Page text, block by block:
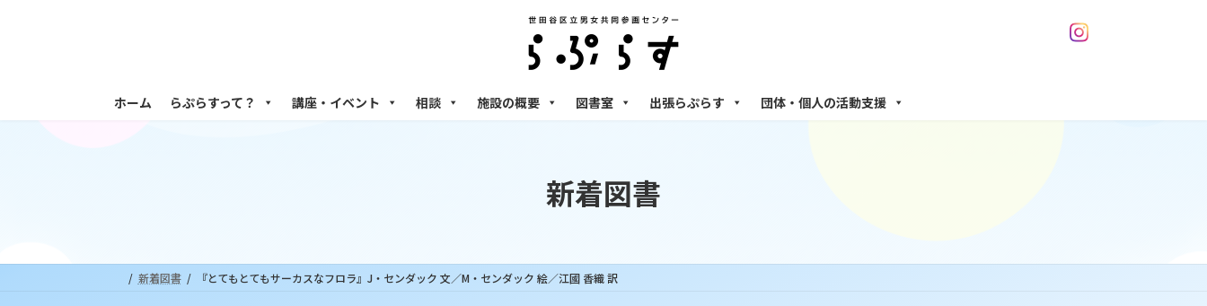
へ
ョ
ホーム らぷらすって？ 講座・イベント 相談 施設の概要 図書室 出張らぷらす 団体・個人の活動支援
新着図書
新着図書 『とてもとてもサーカスなフロラ』J・センダック 文／M・センダック 絵／江國 香織 訳